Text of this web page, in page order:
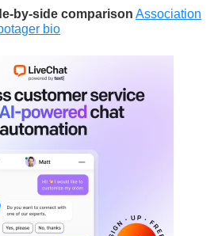
by-side comparison Association
bio